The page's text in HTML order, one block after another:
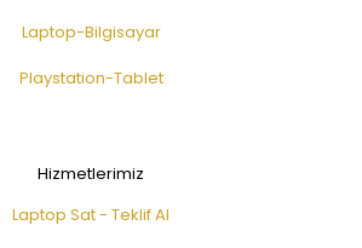
Laptop-Bilgisayar
Playstation-Tablet
Hizmetlerimiz
Laptop Sat - Teklif Al